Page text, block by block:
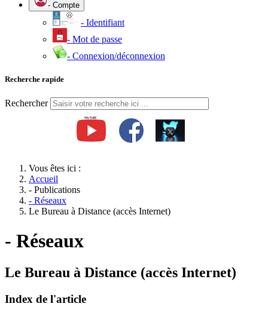
- Compte
- Identifiant
- Mot de passe
- Connexion/déconnexion
Recherche rapide
Rechercher
Vous êtes ici :
Accueil
- Publications
- Réseaux
Le Bureau à Distance (accès Internet)
- Réseaux
Le Bureau à Distance (accès Internet)
Index de l'article